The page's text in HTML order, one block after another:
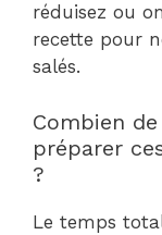
réduisez ou
recette pour
salés.
Combien
préparer
?
Le temps